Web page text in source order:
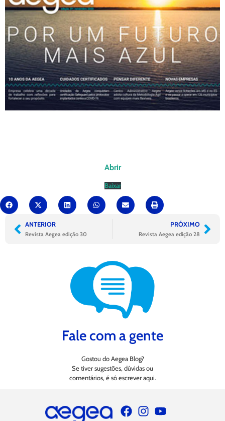
Abrir
Baixar
ANTERIOR
Revista Aegea edição 30
PRÓXIMO
Revista Aegea edição 28
Fale com a gente
Gostou do Aegea Blog?
Se tiver sugestões, dúvidas ou
comentários, é só escrever aqui.